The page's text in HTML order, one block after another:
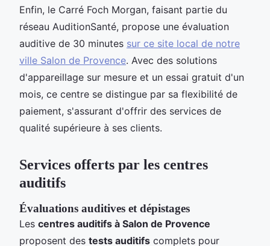
Enfin, le Carré Foch Morgan, faisant partie du
réseau AuditionSanté, propose une évaluation
auditive de 30 minutes sur ce site local de notre
ville Salon de Provence. Avec des solutions
d'appareillage sur mesure et un essai gratuit d'un
mois, ce centre se distingue par sa flexibilité de
paiement, s'assurant d'offrir des services de
qualité supérieure à ses clients.
Services offerts par les centres
auditifs
Évaluations auditives et dépistages
Les centres auditifs à Salon de Provence
proposent des tests auditifs complets pour